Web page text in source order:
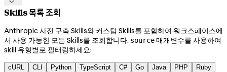
Skills 목록 조회
Anthropic 사전 구축 Skills와 커스텀 Skills를 포함하여 워크스페이스에
서 사용 가능한 모든 Skills를 조회합니다. source매개변수를 사용하여
skill 유형별로 필터링하세요:
cURL CLI Python TypeScript C# Go Java PHP Ruby